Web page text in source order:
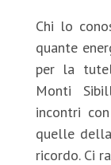
Chi lo
quante
per la
Monti
incontri
quelle
ricordo. Ci